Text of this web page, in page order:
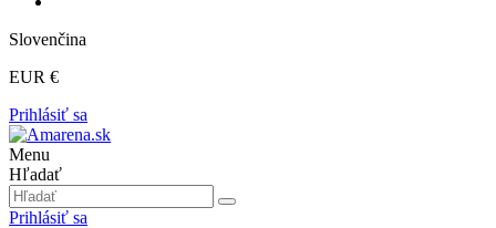
Slovenčina
EUR €
Prihlásiť sa
Menu
Hľadať
Prihlásiť sa